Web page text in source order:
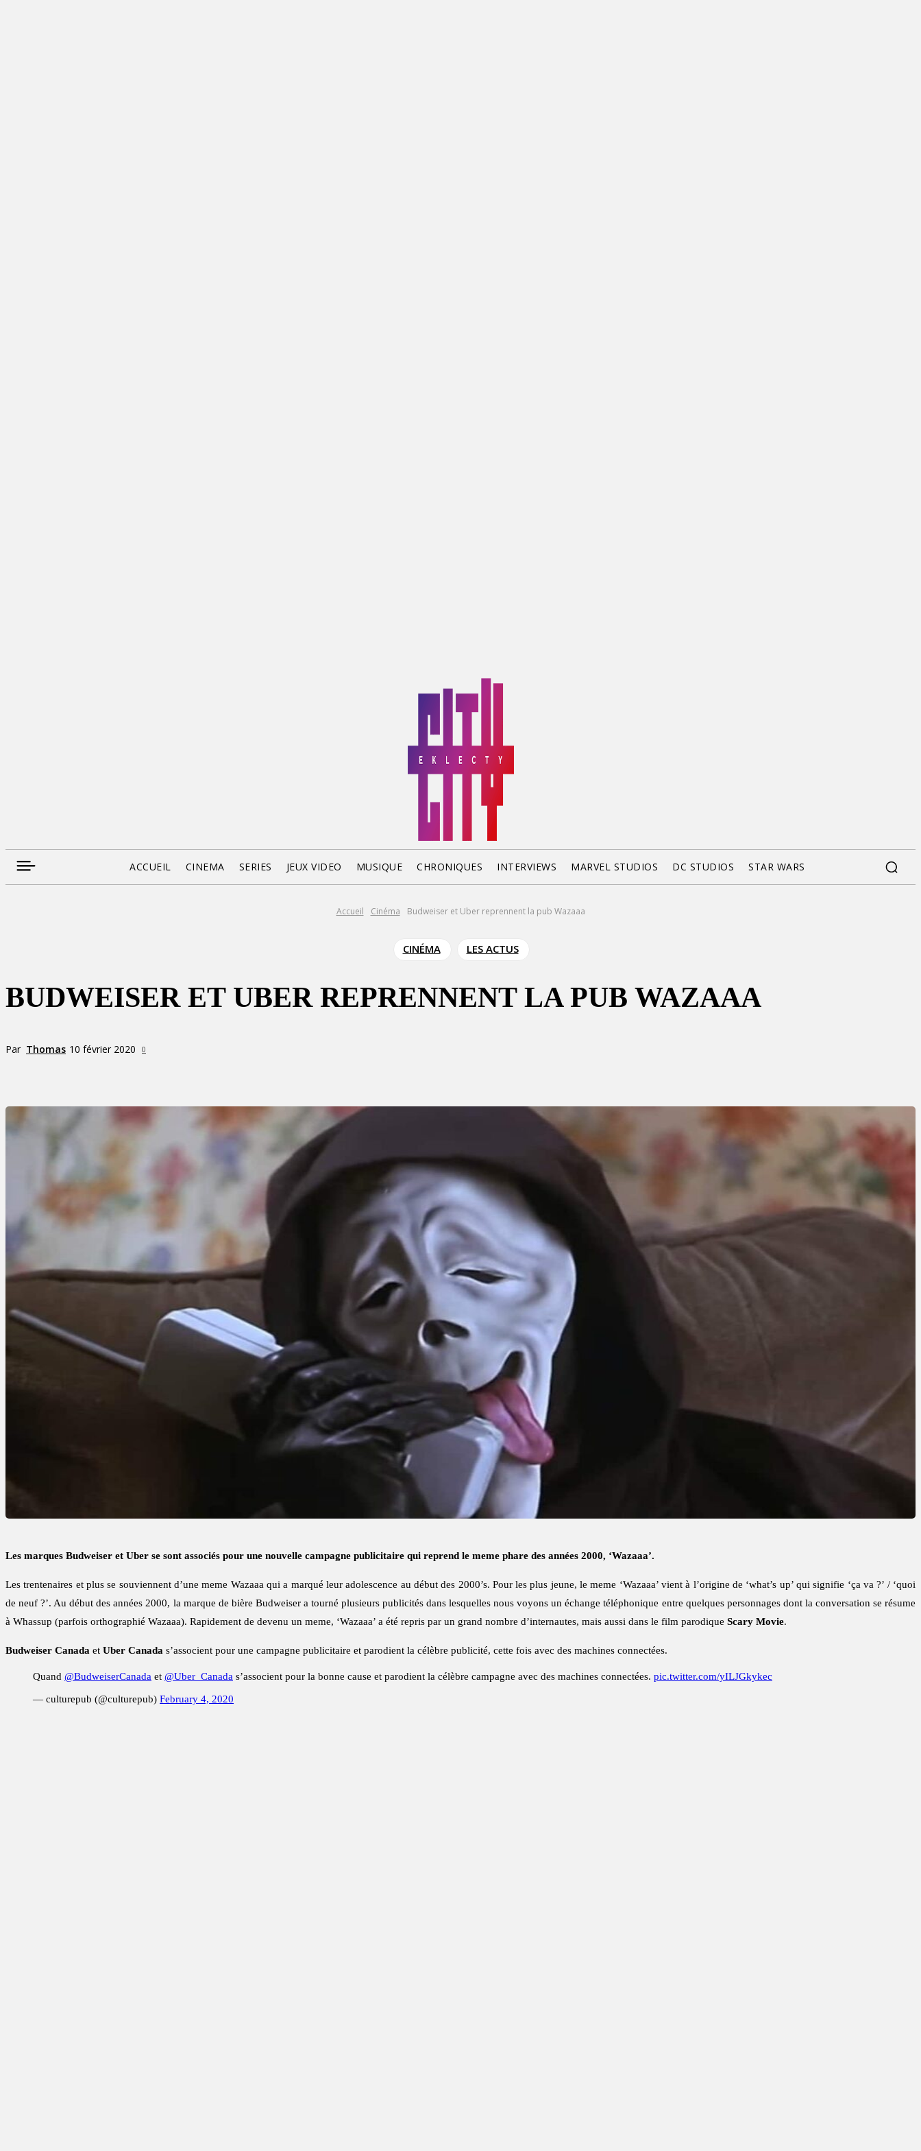
ACCUEIL CINEMA SERIES JEUX VIDEO MUSIQUE CHRONIQUES INTERVIEWS MARVEL STUDIOS DC STUDIOS STAR WARS
Accueil Cinéma Budweiser et Uber reprennent la pub Wazaaa
CINÉMA LES ACTUS
BUDWEISER ET UBER REPRENNENT LA PUB WAZAAA
Par Thomas 10 février 2020 0
Les marques Budweiser et Uber se sont associés pour une nouvelle campagne publicitaire qui reprend le meme phare des années 2000, ‘Wazaaa’.
Les trentenaires et plus se souviennent d’une meme Wazaaa qui a marqué leur adolescence au début des 2000’s. Pour les plus jeune, le meme ‘Wazaaa’ vient à l’origine de ‘what’s up’ qui signifie ‘ça va ?’ / ‘quoi
de neuf ?’. Au début des années 2000, la marque de bière Budweiser a tourné plusieurs publicités dans lesquelles nous voyons un échange téléphonique entre quelques personnages dont la conversation se résume
à Whassup (parfois orthographié Wazaaa). Rapidement de devenu un meme, ‘Wazaaa’ a été repris par un grand nombre d’internautes, mais aussi dans le film parodique Scary Movie.
Budweiser Canada et Uber Canada s’associent pour une campagne publicitaire et parodient la célèbre publicité, cette fois avec des machines connectées.
Quand @BudweiserCanada et @Uber_Canada s’associent pour la bonne cause et parodient la célèbre campagne avec des machines connectées. pic.twitter.com/yILJGkykec
— culturepub (@culturepub) February 4, 2020